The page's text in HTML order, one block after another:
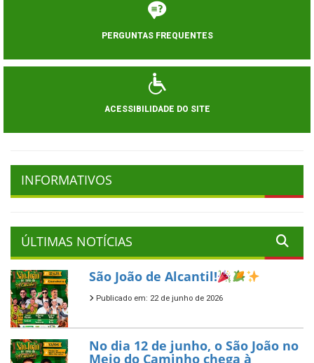
PERGUNTAS FREQUENTES
ACESSIBILIDADE DO SITE
INFORMATIVOS
ÚLTIMAS NOTÍCIAS
São João de Alcantil!
Publicado em: 22 de junho de 2026
No dia 12 de junho, o São João no
Meio do Caminho chega à